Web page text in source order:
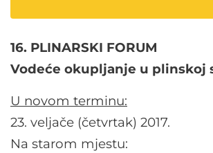
16. PLINARSKI FORUM
Vodeće okupljanje u plinskoj
U novom terminu:
23. veljače (četvrtak) 2017.
Na starom mjestu: